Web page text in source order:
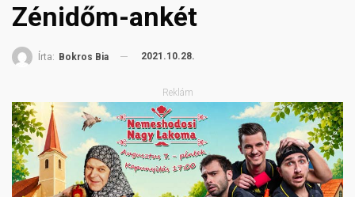
Zénidőm-ankét
Írta: Bokros Bia 2021.10.28.
Reklám